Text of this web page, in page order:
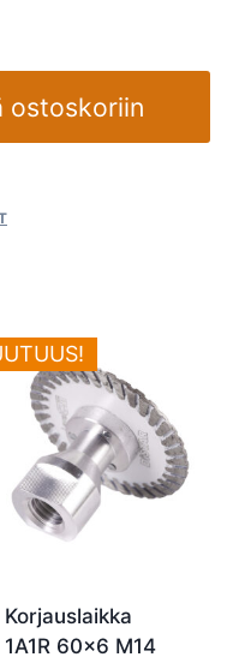
ostoskoriin
Korjauslaikka
1A1R 60×6 M14